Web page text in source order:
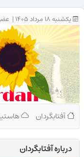
یکشنبه ۱۸ مرداد ۱۴۰۵ |
آفتابگردان
درباره‌ آفتابگردان